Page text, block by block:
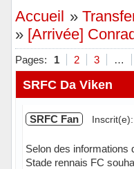
Accueil »
» [Arrivée]
Pages: 1 2 3 …
SRFC Da Viken
SRFC Fan
Selon des informations
Stade rennais FC